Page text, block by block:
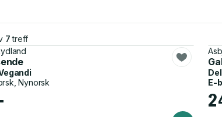
7 treff
Nynorsk
E-